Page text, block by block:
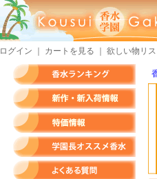
ログイン カートを見る 欲しい物リス